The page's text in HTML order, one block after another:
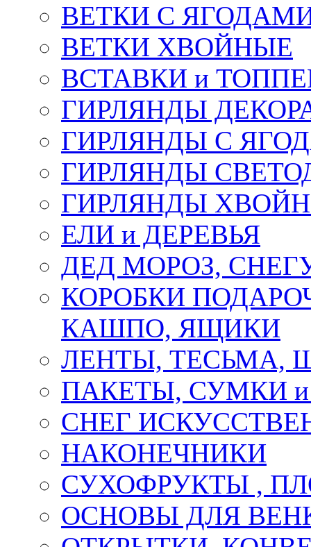
ВЕТКИ С
ВЕТКИ ХВОЙНЫЕ
ВСТАВКИ и
ГИРЛЯНДЫ
ГИРЛЯНДЫ С
ГИРЛЯНДЫ
ГИРЛЯНДЫ
ЕЛИ и ДЕРЕВЬЯ
ДЕД МОРОЗ,
КОРОБКИ
КАШПО, ЯЩИКИ
ЛЕНТЫ, ТЕСЬМА,
ПАКЕТЫ, СУМКИ
СНЕГ
НАКОНЕЧНИКИ
СУХОФРУКТЫ ,
ОСНОВЫ ДЛЯ